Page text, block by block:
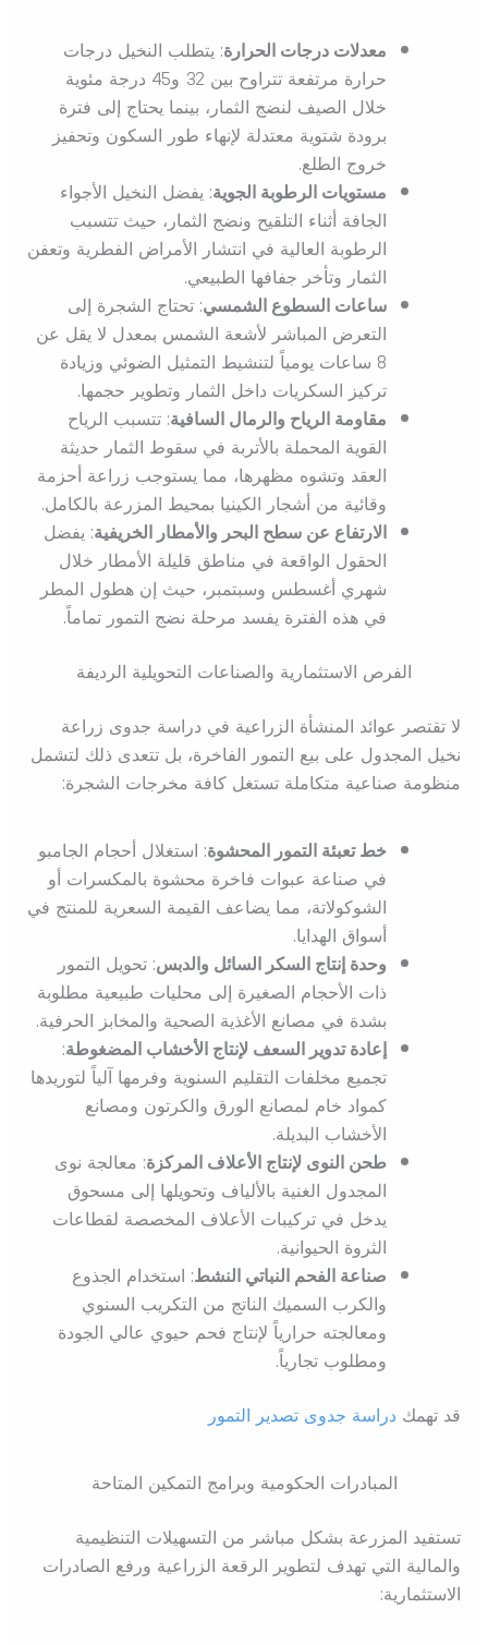
معدلات درجات الحرارة: يتطلب النخيل درجات
حرارة مرتفعة تتراوح بين 32 و45 درجة مئوية
خلال الصيف لنضج الثمار، بينما يحتاج إلى فترة
برودة شتوية معتدلة لإنهاء طور السكون وتحفيز
خروج الطلع.
مستويات الرطوبة الجوية: يفضل النخيل الأجواء
الجافة أثناء التلقيح ونضج الثمار، حيث تتسبب
الرطوبة العالية في انتشار الأمراض الفطرية وتعفن
الثمار وتأخر جفافها الطبيعي.
ساعات السطوع الشمسي: تحتاج الشجرة إلى
التعرض المباشر لأشعة الشمس بمعدل لا يقل عن
8 ساعات يومياً لتنشيط التمثيل الضوئي وزيادة
تركيز السكريات داخل الثمار وتطوير حجمها.
مقاومة الرياح والرمال السافية: تتسبب الرياح
القوية المحملة بالأتربة في سقوط الثمار حديثة
العقد وتشوه مظهرها، مما يستوجب زراعة أحزمة
وقائية من أشجار الكينيا بمحيط المزرعة بالكامل.
الارتفاع عن سطح البحر والأمطار الخريفية: يفضل
الحقول الواقعة في مناطق قليلة الأمطار خلال
شهري أغسطس وسبتمبر، حيث إن هطول المطر
في هذه الفترة يفسد مرحلة نضج التمور تماماً.
الفرص الاستثمارية والصناعات التحويلية الرديفة
لا تقتصر عوائد المنشأة الزراعية في دراسة جدوى زراعة
نخيل المجدول على بيع التمور الفاخرة، بل تتعدى ذلك لتشمل
منظومة صناعية متكاملة تستغل كافة مخرجات الشجرة:
خط تعبئة التمور المحشوة: استغلال أحجام الجامبو
في صناعة عبوات فاخرة محشوة بالمكسرات أو
الشوكولاتة، مما يضاعف القيمة السعرية للمنتج في
أسواق الهدايا.
وحدة إنتاج السكر السائل والدبس: تحويل التمور
ذات الأحجام الصغيرة إلى محليات طبيعية مطلوبة
بشدة في مصانع الأغذية الصحية والمخابز الحرفية.
إعادة تدوير السعف لإنتاج الأخشاب المضغوطة:
تجميع مخلفات التقليم السنوية وفرمها آلياً لتوريدها
كمواد خام لمصانع الورق والكرتون ومصانع
الأخشاب البديلة.
طحن النوى لإنتاج الأعلاف المركزة: معالجة نوى
المجدول الغنية بالألياف وتحويلها إلى مسحوق
يدخل في تركيبات الأعلاف المخصصة لقطاعات
الثروة الحيوانية.
صناعة الفحم النباتي النشط: استخدام الجذوع
والكرب السميك الناتج من التكريب السنوي
ومعالجته حرارياً لإنتاج فحم حيوي عالي الجودة
ومطلوب تجارياً.
قد تهمك دراسة جدوى تصدير التمور
المبادرات الحكومية وبرامج التمكين المتاحة
تستفيد المزرعة بشكل مباشر من التسهيلات التنظيمية
والمالية التي تهدف لتطوير الرقعة الزراعية ورفع الصادرات
الاستثمارية: